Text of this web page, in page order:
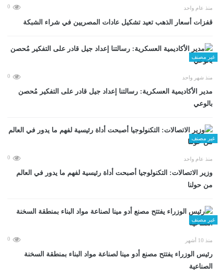
منذ عام واحد 0
قفزات أسعار الذهب تعيد تشكيل عادات المصريين في شراء الشبكة
غير مصنف
منذ شهر واحد 0
مدير الأكاديمية العسكرية: رسالتنا إعداد جيل قادر على التفكير مُحصن
بالوعي
غير مصنف
منذ عام واحد 0
وزير الاتصالات: التكنولوجيا أصبحت أداة رئيسية لفهم ما يدور في العالم
من حولنا
غير مصنف
منذ 10 أشهر 0
رئيس الوزراء يفتتح مصنع أدو مينا لصناعة مواد البناء بمنطقة السخنة
الصناعية